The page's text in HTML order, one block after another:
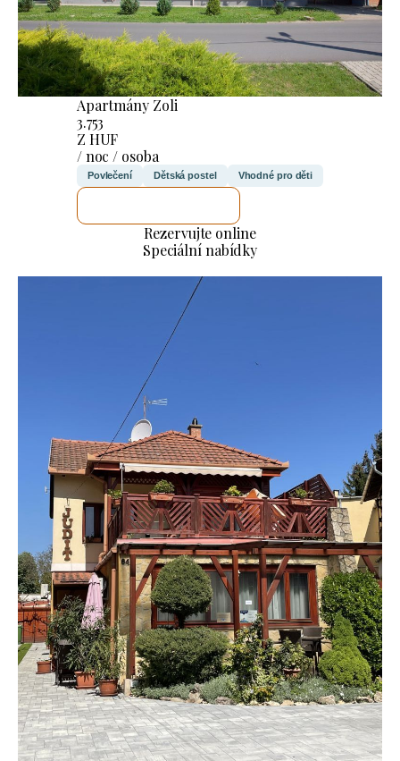
Apartmány Zoli
3.753
Z HUF
/ noc / osoba
Povlečení Dětská postel Vhodné pro děti
Rezervujte online
Speciální nabídky